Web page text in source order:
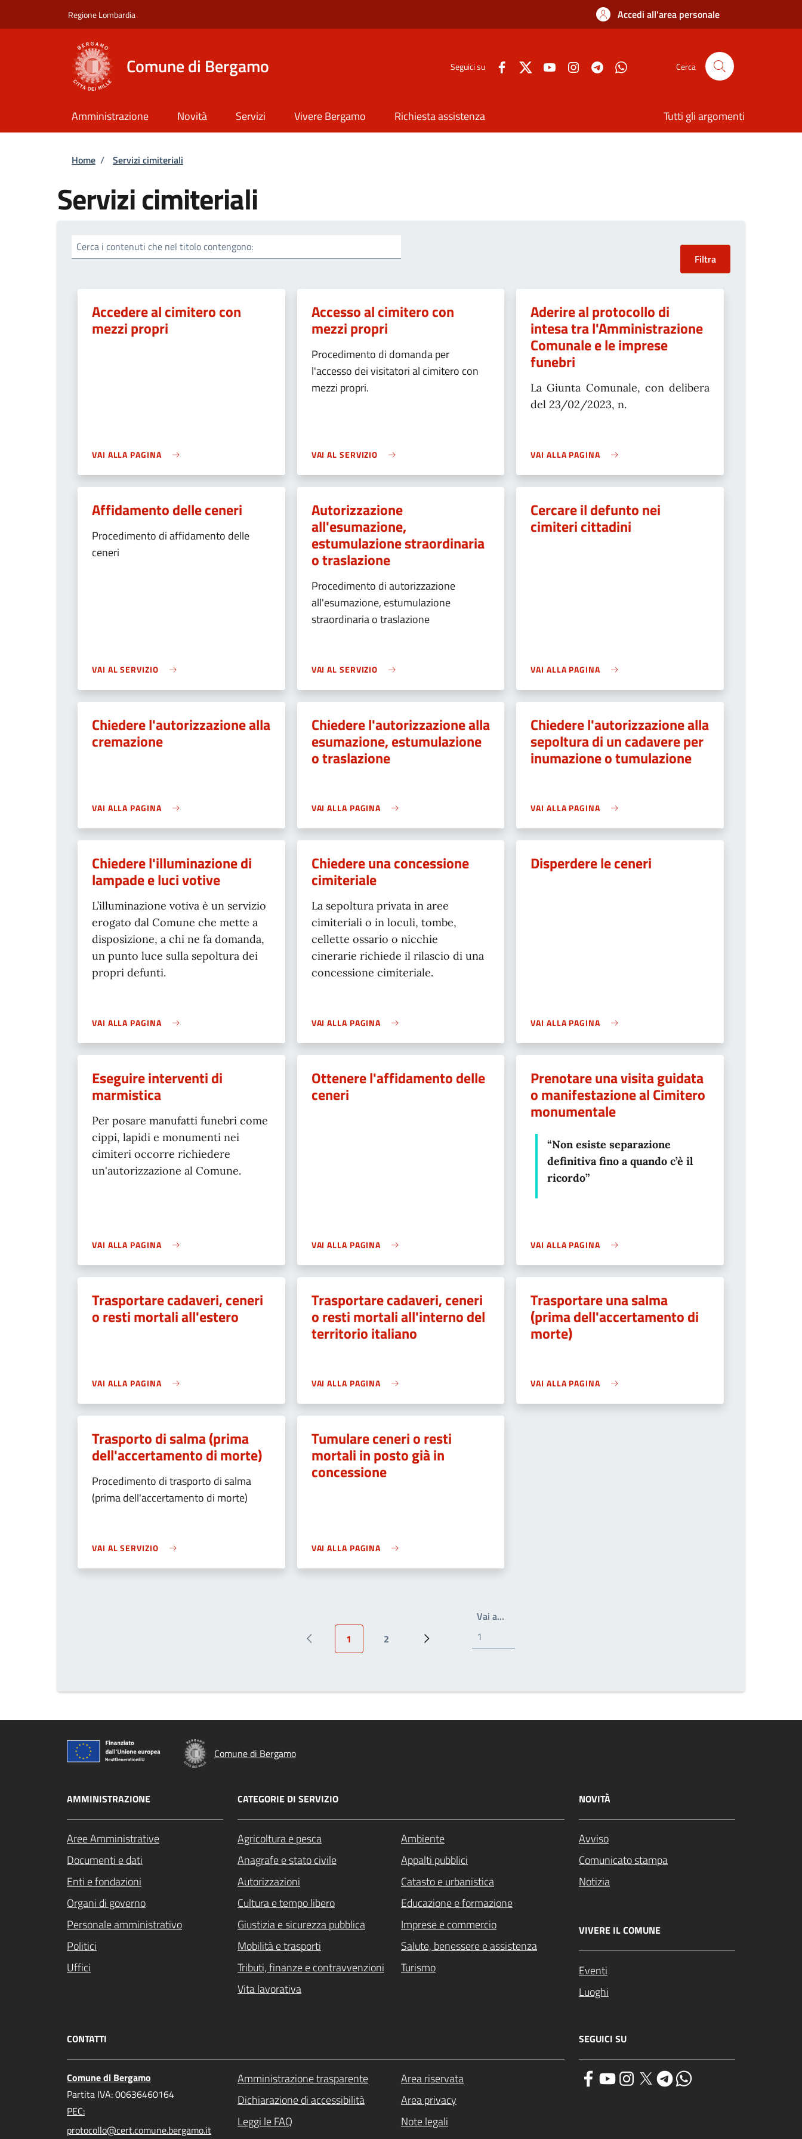
Regione Lombardia Accedi all'area personale
Comune di Bergamo Seguici su Cerca
Amministrazione Novità Servizi Vivere Bergamo Richiesta assistenza Tutti gli argomenti
Briciole di pane
Home / Servizi cimiteriali
Servizi cimiteriali
Cerca i contenuti che nel titolo contengono:
Accedere al cimitero con
mezzi propri
VAI ALLA PAGINA
Accesso al cimitero con
mezzi propri
Procedimento di domanda per
l'accesso dei visitatori al cimitero con
mezzi propri.
VAI AL SERVIZIO
Aderire al protocollo di
intesa tra l'Amministrazione
Comunale e le imprese
funebri
La Giunta Comunale, con delibera
del 23/02/2023, n.
VAI ALLA PAGINA
Affidamento delle ceneri
Procedimento di affidamento delle
ceneri
VAI AL SERVIZIO
Autorizzazione
all'esumazione,
estumulazione straordinaria
o traslazione
Procedimento di autorizzazione
all'esumazione, estumulazione
straordinaria o traslazione
VAI AL SERVIZIO
Cercare il defunto nei
cimiteri cittadini
VAI ALLA PAGINA
Chiedere l'autorizzazione alla
cremazione
VAI ALLA PAGINA
Chiedere l'autorizzazione alla
esumazione, estumulazione
o traslazione
VAI ALLA PAGINA
Chiedere l'autorizzazione alla
sepoltura di un cadavere per
inumazione o tumulazione
VAI ALLA PAGINA
Chiedere l'illuminazione di
lampade e luci votive
L’illuminazione votiva è un servizio
erogato dal Comune che mette a
disposizione, a chi ne fa domanda,
un punto luce sulla sepoltura dei
propri defunti.
VAI ALLA PAGINA
Chiedere una concessione
cimiteriale
La sepoltura privata in aree
cimiteriali o in loculi, tombe,
cellette ossario o nicchie
cinerarie richiede il rilascio di una
concessione cimiteriale.
VAI ALLA PAGINA
Disperdere le ceneri
VAI ALLA PAGINA
Eseguire interventi di
marmistica
Per posare manufatti funebri come
cippi, lapidi e monumenti nei
cimiteri occorre richiedere
un'autorizzazione al Comune.
VAI ALLA PAGINA
Ottenere l'affidamento delle
ceneri
VAI ALLA PAGINA
Prenotare una visita guidata
o manifestazione al Cimitero
monumentale
“Non esiste separazione
definitiva fino a quando c’è il
ricordo”
VAI ALLA PAGINA
Trasportare cadaveri, ceneri
o resti mortali all'estero
VAI ALLA PAGINA
Trasportare cadaveri, ceneri
o resti mortali all'interno del
territorio italiano
VAI ALLA PAGINA
Trasportare una salma
(prima dell'accertamento di
morte)
VAI ALLA PAGINA
Trasporto di salma (prima
dell'accertamento di morte)
Procedimento di trasporto di salma
(prima dell'accertamento di morte)
VAI AL SERVIZIO
Tumulare ceneri o resti
mortali in posto già in
concessione
VAI ALLA PAGINA
Pagina precedente
Pagina attuale
1
Page
2
Prossima pagina
Vai a…Write the page number you want to go to
Comune di Bergamo
AMMINISTRAZIONE
Aree Amministrative
Documenti e dati
Enti e fondazioni
Organi di governo
Personale amministrativo
Politici
Uffici
CATEGORIE DI SERVIZIO
Agricoltura e pesca
Ambiente
Anagrafe e stato civile
Appalti pubblici
Autorizzazioni
Catasto e urbanistica
Cultura e tempo libero
Educazione e formazione
Giustizia e sicurezza pubblica
Imprese e commercio
Mobilità e trasporti
Salute, benessere e assistenza
Tributi, finanze e contravvenzioni
Turismo
Vita lavorativa
NOVITÀ
Avviso
Comunicato stampa
Notizia
VIVERE IL COMUNE
Eventi
Luoghi
CONTATTI
Comune di Bergamo
Partita IVA: 00636460164
PEC:
protocollo@cert.comune.bergamo.it
Amministrazione trasparente
Area riservata
Dichiarazione di accessibilità
Area privacy
Leggi le FAQ
Note legali
SEGUICI SU